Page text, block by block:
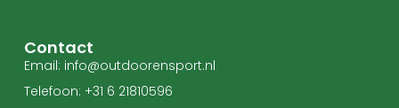
Contact
Email: info@outdoorensport.nl
Telefoon: +31 6 21810596